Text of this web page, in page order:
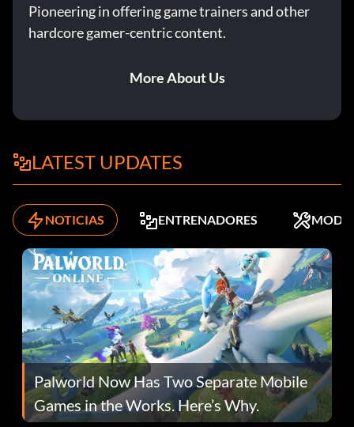
Pioneering in offering game trainers and other
hardcore gamer-centric content.
More About Us
LATEST UPDATES
NOTICIAS ENTRENADORES MODS
Palworld Now Has Two Separate Mobile
Games in the Works. Here’s Why.